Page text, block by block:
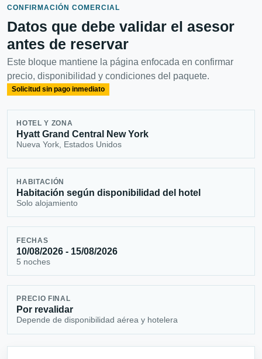
CONFIRMACIÓN COMERCIAL
Datos que debe validar el asesor
antes de reservar
Este bloque mantiene la página enfocada en confirmar
precio, disponibilidad y condiciones del paquete.
Solicitud sin pago inmediato
HOTEL Y ZONA
Hyatt Grand Central New York
Nueva York, Estados Unidos
HABITACIÓN
Habitación según disponibilidad del hotel
Solo alojamiento
FECHAS
10/08/2026 - 15/08/2026
5 noches
PRECIO FINAL
Por revalidar
Depende de disponibilidad aérea y hotelera